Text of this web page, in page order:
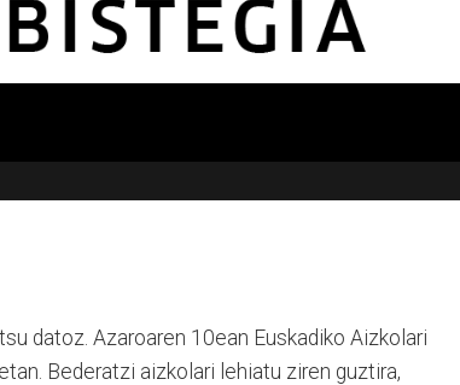
datoz. Azaroaren 10ean Euskadiko Aizkolari
Bederatzi aizkolari lehiatu ziren guztira,